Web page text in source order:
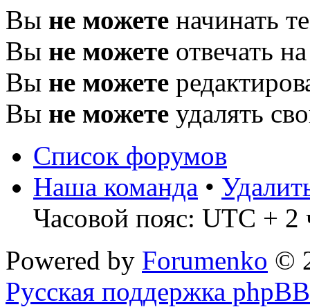
Вы не можете начинать
Вы не можете отвечать
Вы не можете
Вы не можете удалять
Список форумов
Наша команда •
Часовой пояс: UTC + 2
Powered by Forumenko ©
Русская поддержка phpBB